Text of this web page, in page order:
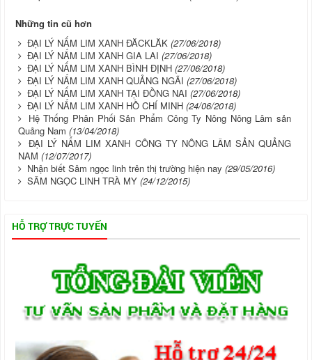
Những tin cũ hơn
ĐẠI LÝ NẤM LIM XANH ĐĂCKLĂK (27/06/2018)
ĐẠI LÝ NẤM LIM XANH GIA LAI (27/06/2018)
ĐẠI LÝ NẤM LIM XANH BÌNH ĐỊNH (27/06/2018)
ĐẠI LÝ NẤM LIM XANH QUẢNG NGÃI (27/06/2018)
ĐẠI LÝ NẤM LIM XANH TẠI ĐỒNG NAI (27/06/2018)
ĐẠI LÝ NẤM LIM XANH HỒ CHÍ MINH (24/06/2018)
Hệ Thống Phân Phối Sản Phẩm Công Ty Nông Nông Lâm sản
Quảng Nam (13/04/2018)
ĐẠI LÝ NẤM LIM XANH CÔNG TY NÔNG LÂM SẢN QUẢNG
NAM (12/07/2017)
Nhận biết Sâm ngọc linh trên thị trường hiện nay (29/05/2016)
SÂM NGỌC LINH TRÀ MY (24/12/2015)
HỖ TRỢ TRỰC TUYẾN